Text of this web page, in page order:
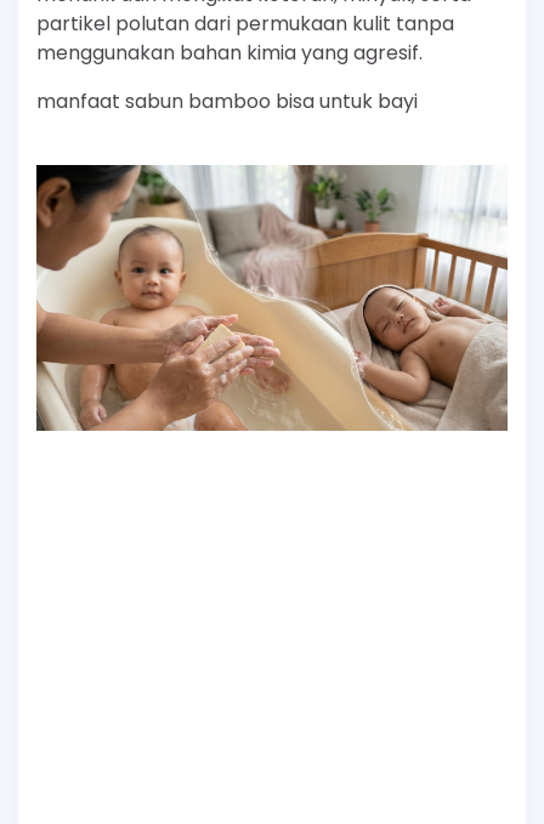
partikel polutan dari permukaan kulit tanpa
menggunakan bahan kimia yang agresif.
manfaat sabun bamboo bisa untuk bayi